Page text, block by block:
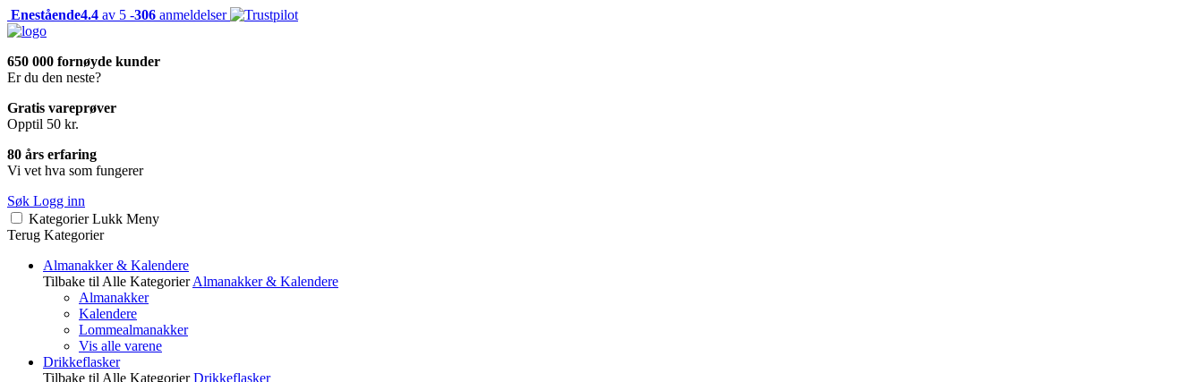
Enestående4.4 av 5 -306 anmeldelser
650 000 fornøyde kunder
Er du den neste?
Gratis vareprøver
Opptil 50 kr.
80 års erfaring
Vi vet hva som fungerer
Søk Logg inn
Kategorier Lukk Meny
Terug Kategorier
Almanakker & Kalendere
Tilbake til Alle Kategorier Almanakker & Kalendere
Almanakker
Kalendere
Lommealmanakker
Vis alle varene
Drikkeflasker
Tilbake til Alle Kategorier Drikkeflasker